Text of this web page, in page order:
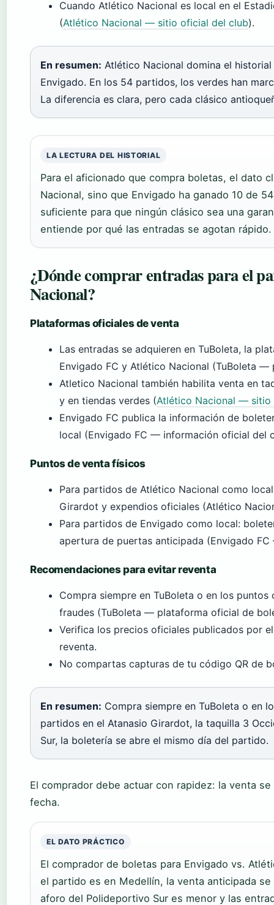
Cuando Atlético Nacional es local en el
(Atlético Nacional — sitio oficial del club).
En resumen: Atlético Nacional domina el
Envigado. En los 54 partidos, los verdes han
La diferencia es clara, pero cada clásico
LA LECTURA DEL HISTORIAL
Para el aficionado que compra boletas, el dato
Nacional, sino que Envigado ha ganado 10 de
suficiente para que ningún clásico sea una
entiende por qué las entradas se agotan rápido.
¿Dónde comprar entradas para el
Nacional?
Plataformas oficiales de venta
Las entradas se adquieren en TuBoleta, la
Envigado FC y Atlético Nacional (TuBoleta
Atletico Nacional también habilita venta en
y en tiendas verdes (Atlético Nacional — sitio
Envigado FC publica la información de
local (Envigado FC — información oficial del
Puntos de venta físicos
Para partidos de Atlético Nacional como
Girardot y expendios oficiales (Atlético
Para partidos de Envigado como local:
apertura de puertas anticipada (Envigado
Recomendaciones para evitar reventa
Compra siempre en TuBoleta o en los
fraudes (TuBoleta — plataforma oficial de
Verifica los precios oficiales publicados por
reventa.
No compartas capturas de tu código QR de
En resumen: Compra siempre en TuBoleta o en
partidos en el Atanasio Girardot, la taquilla 3
Sur, la boletería se abre el mismo día del partido.
El comprador debe actuar con rapidez: la venta
fecha.
EL DATO PRÁCTICO
El comprador de boletas para Envigado vs.
el partido es en Medellín, la venta anticipada
aforo del Polideportivo Sur es menor y las